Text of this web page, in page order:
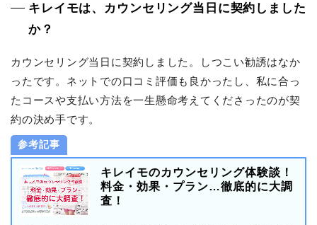
キレイモは、カウンセリング当日に契約しました
か？
カウンセリング当日に契約しました。しつこい勧誘はなか
ったです。ネットでの口コミ評価も良かったし、私に合っ
たコースや支払い方法を一生懸命考えてくださったのが契
約の決め手です。
参考記事
キレイモのカウンセリング体験談！
料金・効果・プラン…徹底的に大調
査！